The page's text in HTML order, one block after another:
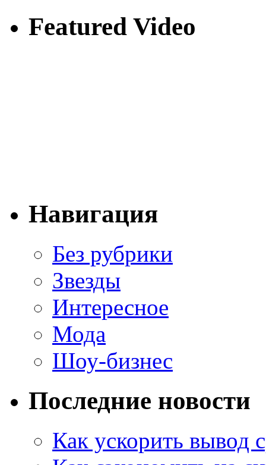
Featured Video
Навигация
Без рубрики
Звезды
Интересное
Мода
Шоу-бизнес
Последние новости
Как ускорить вывод